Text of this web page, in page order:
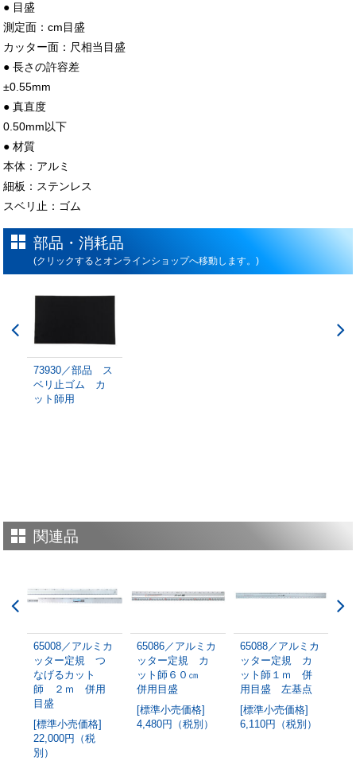
● 目盛
測定面：cm目盛
カッター面：尺相当目盛
● 長さの許容差
±0.55mm
● 真直度
0.50mm以下
● 材質
本体：アルミ
細板：ステンレス
スベリ止：ゴム
部品・消耗品
(クリックするとオンラインショップへ移動します。)
73930／部品 ス
ベリ止ゴム カ
ット師用
関連品
65008／アルミカ
ッター定規 つ
なげるカット
師 ２ｍ 併用
目盛
[標準小売価格]
22,000円（税
別）
65086／アルミカ
ッター定規 カ
ット師６０㎝
併用目盛
[標準小売価格]
4,480円（税別）
65088／アルミカ
ッター定規 カ
ット師１ｍ 併
用目盛 左基点
[標準小売価格]
6,110円（税別）